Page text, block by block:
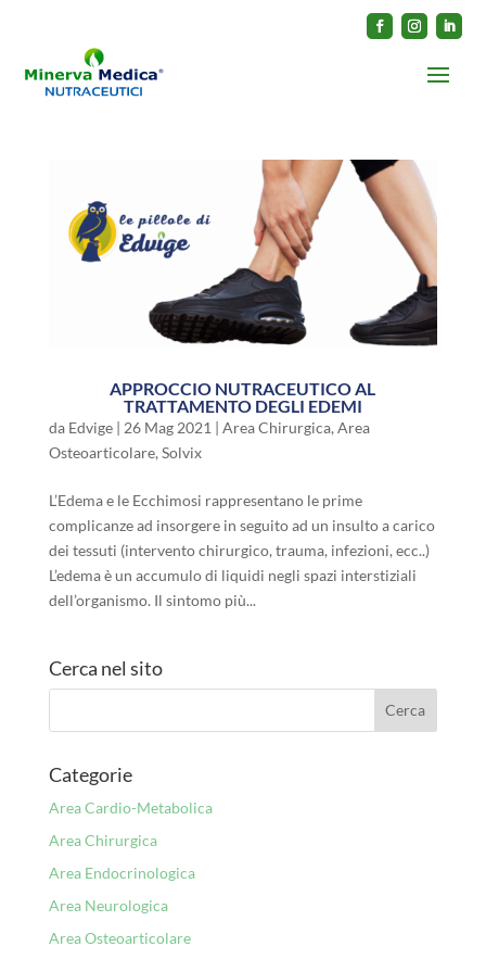
APPROCCIO NUTRACEUTICO AL
TRATTAMENTO DEGLI EDEMI
da Edvige| 26 Mag 2021 | Area Chirurgica, Area
Osteoarticolare, Solvix
L’Edema e le Ecchimosi rappresentano le prime
complicanze ad insorgere in seguito ad un insulto a carico
dei tessuti (intervento chirurgico, trauma, infezioni, ecc..)
L’edema è un accumulo di liquidi negli spazi interstiziali
dell’organismo. Il sintomo più...
Cerca nel sito
Categorie
Area Cardio-Metabolica
Area Chirurgica
Area Endocrinologica
Area Neurologica
Area Osteoarticolare